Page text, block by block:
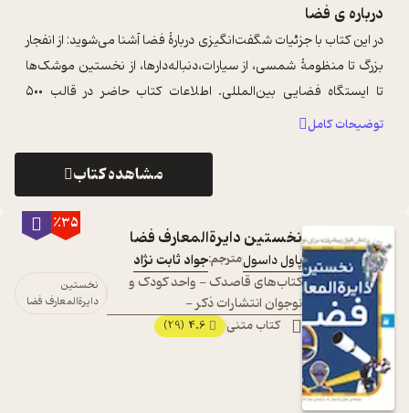
درباره ی فضا
در این کتاب با جزئیات شگفت‌انگیزی دربارۀ فضا آشنا می‌شوید: از انفجار
بزرگ تا منظومۀ شمسی، از سیارات،دنباله‌دارها، از نخستین موشک‌ها
تا ایستگاه فضایی بین‌المللی. اطلاعات کتاب حاضر در قالب ۵۰۰
پرسش و ... ...
توضیحات کامل
مشاهده کتاب
٪35
نخستین دایرةالمعارف فضا
پاول داسولمترجم:جواد ثابت نژاد
کتاب‌های قاصدک - واحد کودک و
نوجوان انتشارات ذکر -
نخستین
دایرةالمعارف فضا
کتاب متنی 4.6
(29)